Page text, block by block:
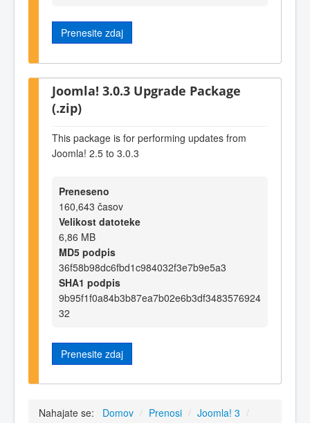
Prenesite zdaj
Joomla! 3.0.3 Upgrade Package
(.zip)
This package is for performing updates from
Joomla! 2.5 to 3.0.3
Preneseno
160,643 časov
Velikost datoteke
6,86 MB
MD5 podpis
36f58b98dc6fbd1c984032f3e7b9e5a3
SHA1 podpis
9b95f1f0a84b3b87ea7b02e6b3df3483576924
32
Prenesite zdaj
Nahajate se: Domov / Prenosi / Joomla! 3 /